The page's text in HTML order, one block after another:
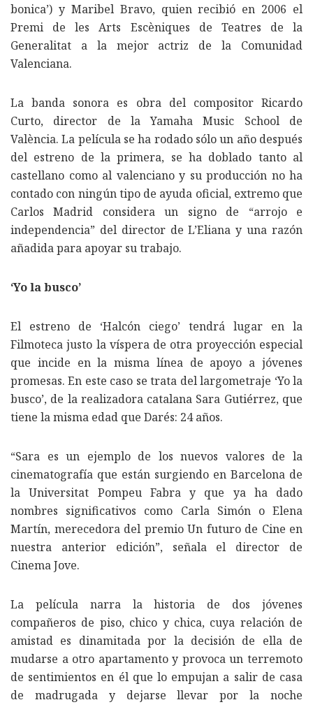
bonica’) y Maribel Bravo, quien recibió en 2006 el
Premi de les Arts Escèniques de Teatres de la
Generalitat a la mejor actriz de la Comunidad
Valenciana.
La banda sonora es obra del compositor Ricardo
Curto, director de la Yamaha Music School de
València. La película se ha rodado sólo un año después
del estreno de la primera, se ha doblado tanto al
castellano como al valenciano y su producción no ha
contado con ningún tipo de ayuda oficial, extremo que
Carlos Madrid considera un signo de “arrojo e
independencia” del director de L’Eliana y una razón
añadida para apoyar su trabajo.
‘Yo la busco’
El estreno de ‘Halcón ciego’ tendrá lugar en la
Filmoteca justo la víspera de otra proyección especial
que incide en la misma línea de apoyo a jóvenes
promesas. En este caso se trata del largometraje ‘Yo la
busco’, de la realizadora catalana Sara Gutiérrez, que
tiene la misma edad que Darés: 24 años.
“Sara es un ejemplo de los nuevos valores de la
cinematografía que están surgiendo en Barcelona de
la Universitat Pompeu Fabra y que ya ha dado
nombres significativos como Carla Simón o Elena
Martín, merecedora del premio Un futuro de Cine en
nuestra anterior edición”, señala el director de
Cinema Jove.
La película narra la historia de dos jóvenes
compañeros de piso, chico y chica, cuya relación de
amistad es dinamitada por la decisión de ella de
mudarse a otro apartamento y provoca un terremoto
de sentimientos en él que lo empujan a salir de casa
de madrugada y dejarse llevar por la noche